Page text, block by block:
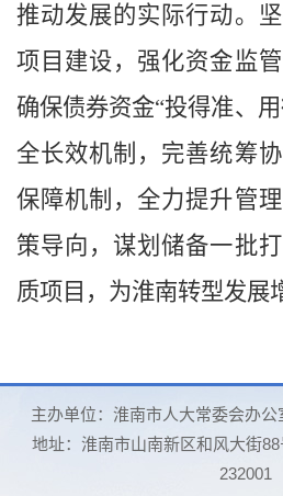
推动发展的实际行动。
项目建设，强化资金监
确保债券资金“投得准、
全长效机制，完善统筹
保障机制，全力提升管
策导向，谋划储备一批
质项目，为淮南转型发展
主办单位：淮南市人大常委会办公
地址：淮南市山南新区和风大街88
232001